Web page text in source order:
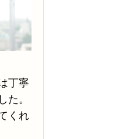
丁寧
た。
くれ